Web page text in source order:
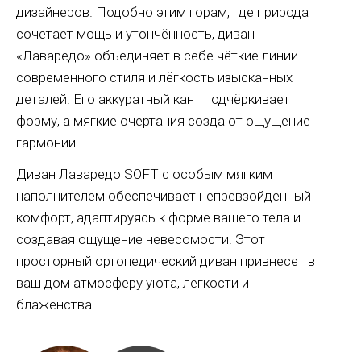
дизайнеров. Подобно этим горам, где природа
сочетает мощь и утончённость, диван
«Лаваредо» объединяет в себе чёткие линии
современного стиля и лёгкость изысканных
деталей. Его аккуратный кант подчёркивает
форму, а мягкие очертания создают ощущение
гармонии.
Диван Лаваредо SOFT с особым мягким
наполнителем обеспечивает непревзойденный
комфорт, адаптируясь к форме вашего тела и
создавая ощущение невесомости. Этот
просторный ортопедический диван привнесет в
ваш дом атмосферу уюта, легкости и
блаженства.